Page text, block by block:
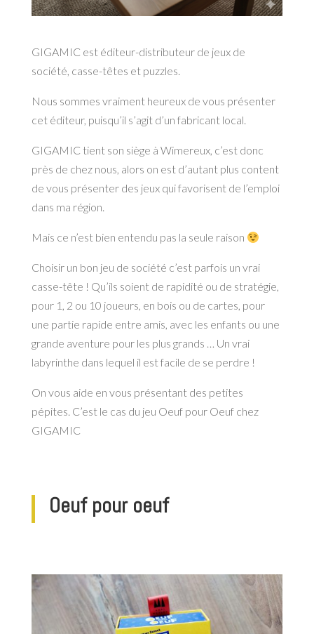
GIGAMIC est éditeur-distributeur de jeux de
société, casse-têtes et puzzles.
Nous sommes vraiment heureux de vous présenter
cet éditeur, puisqu’il s’agit d’un fabricant local.
GIGAMIC tient son siège à Wimereux, c’est donc
près de chez nous, alors on est d’autant plus content
de vous présenter des jeux qui favorisent de l’emploi
dans ma région.
Mais ce n’est bien entendu pas la seule raison
Choisir un bon jeu de société c’est parfois un vrai
casse-tête ! Qu’ils soient de rapidité ou de stratégie,
pour 1, 2 ou 10 joueurs, en bois ou de cartes, pour
une partie rapide entre amis, avec les enfants ou une
grande aventure pour les plus grands … Un vrai
labyrinthe dans lequel il est facile de se perdre !
On vous aide en vous présentant des petites
pépites. C’est le cas du jeu Oeuf pour Oeuf chez
GIGAMIC
Oeuf pour oeuf